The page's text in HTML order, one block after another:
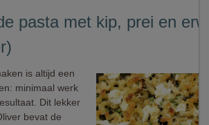
pasta met kip, prei en
is altijd een
minimaal werk
Dit lekker
bevat de